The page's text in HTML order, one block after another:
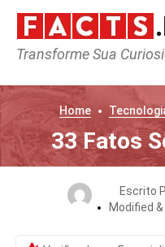
Transforme Sua
Home
33 Fatos
Escrito
Modified